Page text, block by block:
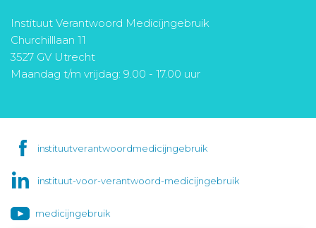
Instituut Verantwoord Medicijngebruik
Churchilllaan 11
3527 GV Utrecht
Maandag t/m vrijdag: 9.00 - 17.00 uur
instituutverantwoordmedicijngebruik
instituut-voor-verantwoord-medicijngebruik
medicijngebruik